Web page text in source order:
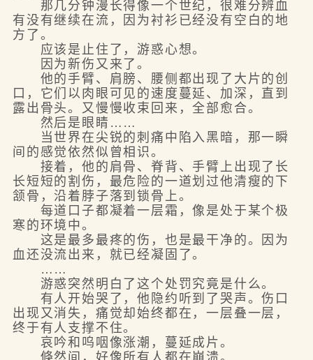
那几分钟漫长得像一个世纪，很难分辨血
有没有继续在流，因为衬衫已经没有空白的地
方了。
应该是止住了，游惑心想。
因为新伤又来了。
他的手臂、肩膀、腰侧都出现了大片的创
口，它们以肉眼可见的速度蔓延、加深，直到
露出骨头。又慢慢收束回来，全部愈合。
然后是眼睛……
当世界在尖锐的刺痛中陷入黑暗，那一瞬
间的感觉依然似曾相识。
接着，他的肩骨、脊背、手臂上出现了长
长短短的割伤，最危险的一道划过他清瘦的下
颔骨，沿着脖子落到锁骨上。
每道口子都凝着一层霜，像是处于某个极
寒的环境中。
这是最多最疼的伤，也是最干净的。因为
血还没流出来，就已经凝固了。
……
游惑突然明白了这个处罚究竟是什么。
有人开始哭了，他隐约听到了哭声。伤口
出现又消失，痛觉却始终都在，一层叠一层，
终于有人支撑不住。
哀吟和呜咽像涨潮，蔓延成片。
倏然间，好像所有人都在崩溃。